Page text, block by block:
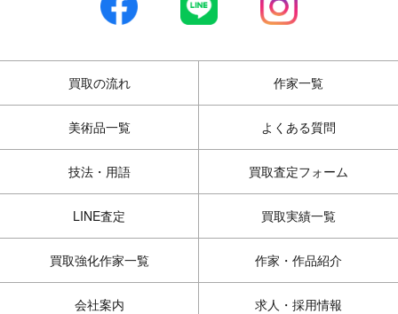
買取の流れ 作家一覧
美術品一覧 よくある質問
技法・用語 買取査定フォーム
LINE査定 買取実績一覧
買取強化作家一覧 作家・作品紹介
会社案内 求人・採用情報